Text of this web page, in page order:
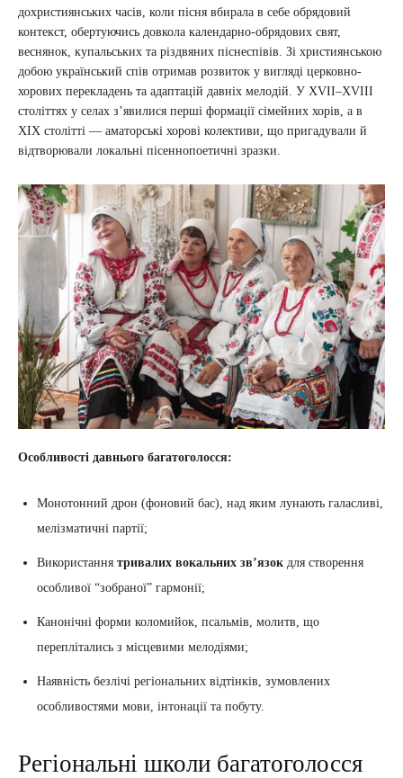
дохристиянських часів, коли пісня вбирала в себе обрядовий
контекст, обертуючись довкола календарно-обрядових свят,
веснянок, купальських та різдвяних піснеспівів. Зі християнською
добою український спів отримав розвиток у вигляді церковно-
хорових перекладень та адаптацій давніх мелодій. У XVII–XVIII
століттях у селах з’явилися перші формації сімейних хорів, а в
XIX столітті — аматорські хорові колективи, що пригадували й
відтворювали локальні пісеннопоетичні зразки.
Особливості давнього багатоголосся:
Монотонний дрон (фоновий бас), над яким лунають галасливі,
мелізматичні партії;
Використання тривалих вокальних зв’язок для створення
особливої “зобраної” гармонії;
Канонічні форми коломийок, псальмів, молитв, що
переплітались з місцевими мелодіями;
Наявність безлічі регіональних відтінків, зумовлених
особливостями мови, інтонації та побуту.
Регіональні школи багатоголосся